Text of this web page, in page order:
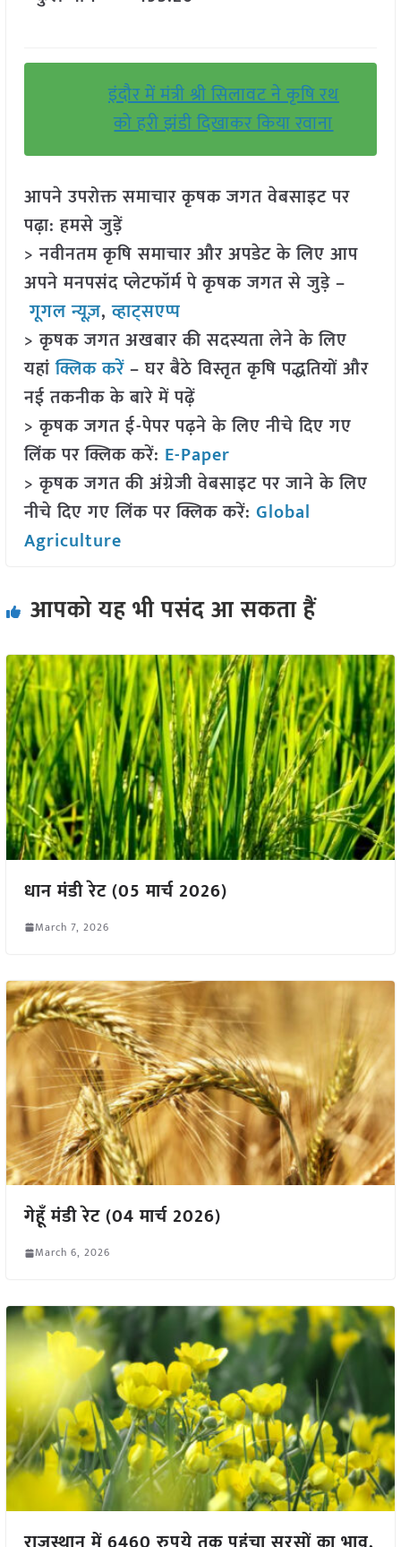
इंदौर में मंत्री श्री सिलावट ने कृषि रथ
को हरी झंडी दिखाकर किया रवाना
आपने उपरोक्त समाचार कृषक जगत वेबसाइट पर
पढ़ा: हमसे जुड़ें
> नवीनतम कृषि समाचार और अपडेट के लिए आप
अपने मनपसंद प्लेटफॉर्म पे कृषक जगत से जुड़े –
गूगल न्यूज़,व्हाट्सएप्प
> कृषक जगत अखबार की सदस्यता लेने के लिए
यहांक्लिक करें– घर बैठे विस्तृत कृषि पद्धतियों और
नई तकनीक के बारे में पढ़ें
> कृषक जगत ई-पेपर पढ़ने के लिए नीचे दिए गए
लिंक पर क्लिक करें: E-Paper
> कृषक जगत की अंग्रेजी वेबसाइट पर जाने के लिए
नीचे दिए गए लिंक पर क्लिक करें: Global
Agriculture
आपको यह भी पसंद आ सकता हैं
धान मंडी रेट (05 मार्च 2026)
March 7, 2026
गेहूँ मंडी रेट (04 मार्च 2026)
March 6, 2026